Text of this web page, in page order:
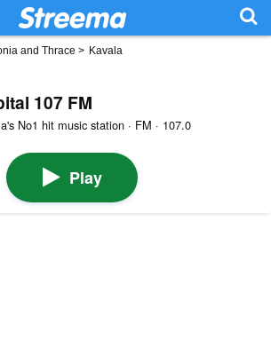
and Thrace > Kavala
107 FM
No1 hit music station · FM · 107.0
Play